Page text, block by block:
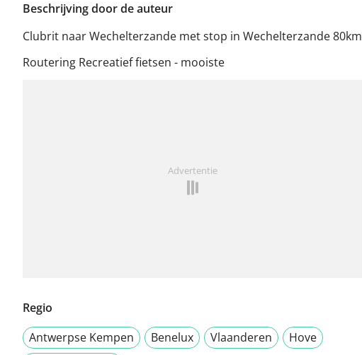
Beschrijving door de auteur
Clubrit naar Wechelterzande met stop in Wechelterzande 80km
Routering Recreatief fietsen - mooiste
Advertentie
Regio
Antwerpse Kempen
Benelux Vlaanderen
Hove